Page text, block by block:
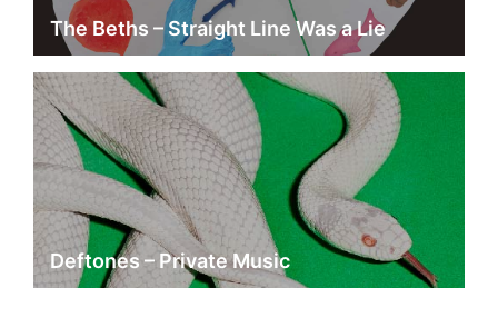
The Beths – Straight Line Was a Lie
Deftones – Private Music